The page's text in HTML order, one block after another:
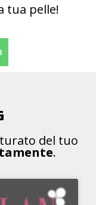
tua pelle!​
del tuo
.